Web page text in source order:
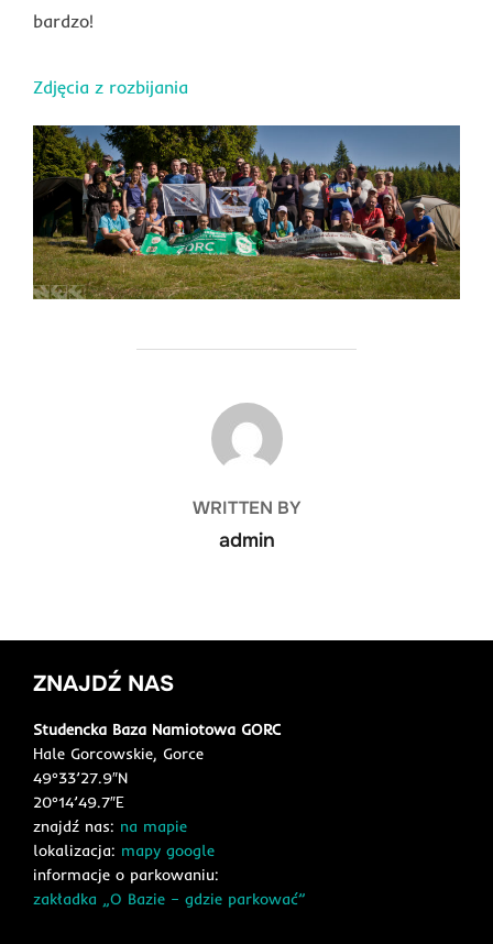
bardzo!
Zdjęcia z rozbijania
POST AUTHOR
WRITTEN BY
admin
ZNAJDŹ NAS
Studencka Baza Namiotowa GORC
Hale Gorcowskie, Gorce
49°33’27.9″N
20°14’49.7″E
znajdź nas: na mapie
lokalizacja: mapy google
informacje o parkowaniu:
zakładka „O Bazie – gdzie parkować”